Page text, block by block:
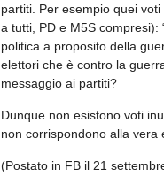
partiti. Per esempio quei
a tutti, PD e M5S
politica a proposito della
elettori che è contro la
messaggio ai partiti?
Dunque non esistono voti
non corrispondono alla vera
(Postato in FB il 21